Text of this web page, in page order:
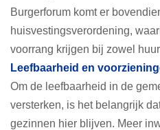
Burgerforum komt er
huisvestingsverordening,
voorrang krijgen bij zowel
Leefbaarheid en
Om de leefbaarheid in de
versterken, is het belangrijk
gezinnen hier blijven. Meer